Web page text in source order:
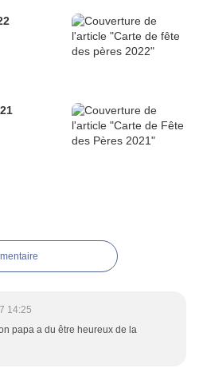
14:25
papa a du être heureux de la